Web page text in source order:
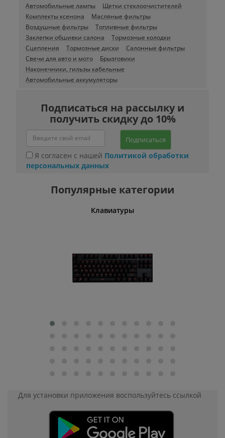
Автомобильные лампы
Щетки стеклоочистителей
Комплекты ксенона
Масляные фильтры
Воздушные фильтры
Топливные фильтры
Заклепки обшивки салона
Тормозные колодки
Сцепления
Тормозные диски
Салонные фильтры
Свечи для авто и мото
Брызговики
Наконечники, гильзы кабельные
Автомобильные аккумуляторы
Подписаться на рассылку и
получить скидку до 10%
Подписаться
Я согласен с нашей Политикой обработки
персональных данных
Популярные категории
Клавиатуры
Для установки приложения воспользуйтесь ссылкой